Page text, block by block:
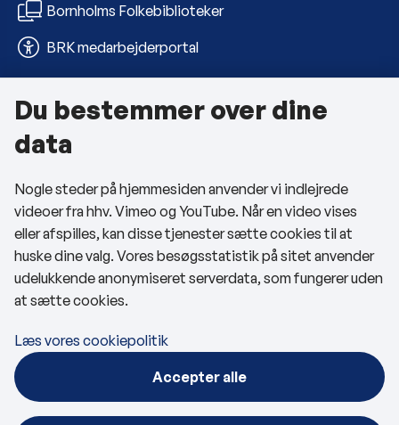
Bornholms Folkebiblioteker
BRK medarbejderportal
Om kommunen
Kontakt os
Telefon- og åbningstider
Tilgængelighedserklæring
Privatlivspolitik
Cookies
Følg os
BRK på Facebook
Du bestemmer over dine
data
Nogle steder på hjemmesiden anvender vi indlejrede
videoer fra hhv. Vimeo og YouTube. Når en video vises
eller afspilles, kan disse tjenester sætte cookies til at
huske dine valg. Vores besøgsstatistik på sitet anvender
udelukkende anonymiseret serverdata, som fungerer uden
at sætte cookies.
Læs vores cookiepolitik
Accepter alle